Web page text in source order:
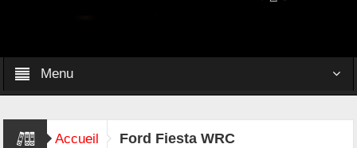
Menu
Accueil Ford Fiesta WRC